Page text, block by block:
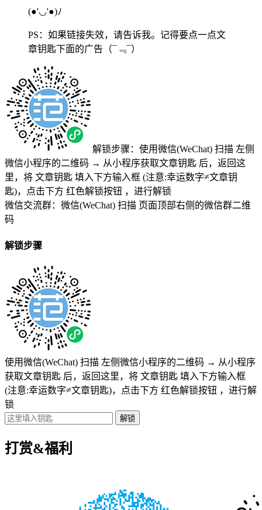
(●'◡'●)ﾉ
PS：如果链接失效，请告诉我。记得要点一点文
章钥匙下面的广告 （¯﹃¯）
解锁步骤：使用微信(WeChat) 扫描 左侧
微信小程序的二维码 → 从小程序获取文章钥匙 后，返回这
里，将 文章钥匙 填入下方输入框 (注意:幸运数字≠文章钥
匙)，点击下方 红色解锁按钮 ，进行解锁
微信交流群：微信(WeChat) 扫描 页面顶部右侧的微信群二维
码
解锁步骤
使用微信(WeChat) 扫描 左侧微信小程序的二维码 → 从小程序
获取文章钥匙 后，返回这里，将 文章钥匙 填入下方输入框
(注意:幸运数字≠文章钥匙)，点击下方 红色解锁按钮 ，进行解
锁
打赏&福利